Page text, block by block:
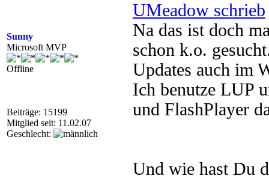
Sunny
Microsoft MVP
Offline
Beiträge: 15199
Mitglied seit: 11.02.07
Geschlecht:
UMeadow schrieb
Na das ist doch
schon k.o.
Updates auch im
Ich benutze LUP
und FlashPlayer
Und wie hast Du